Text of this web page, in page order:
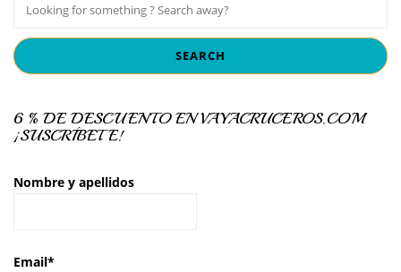
6 % DE DESCUENTO EN VAYACRUCEROS.COM
¡SUSCRÍBETE!
Nombre y apellidos
Email*